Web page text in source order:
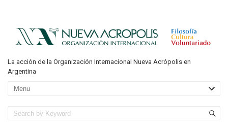
La acción de la Organización Internacional Nueva Acrópolis en
Argentina